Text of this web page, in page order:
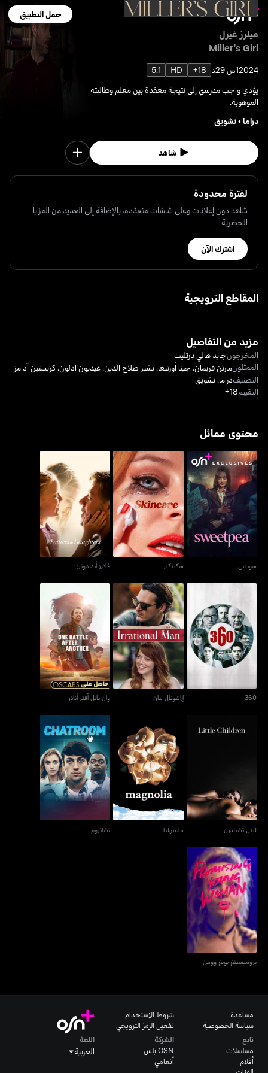
حمل التطبيق
ميلرز غيرل
Miller's Girl
20241س 29د 18+
HD
5.1
يؤدي واجب مدرسيّ إلى نتيجة معقدة بين معلم وطالبته
الموهوبة.
دراما•تشويق
شاهد
لفترة محدودة
شاهد دون إعلانات وعلى شاشات متعدّدة، بالإضافة إلى العديد من المزايا
الحصرية
اشترك الآن
المقاطع الترويجية
مزيد من التفاصيل
المخرجونجايد هالي بارتليت
الممثلونمارتن فريمان، جينا أورتيغا،بشير صلاح الدين،غيديون ادلون،كريستين آدامز
التصنيفدراما،تشويق
التقييم18+
محتوى مماثل
سويتبي
سويتبي
سكينكير
سكينكير
فاذرز أند دوترز
فاذرز أند دوترز
360
360
إراشونال مان
إراشونال مان
وان باتل أفتر أناذر
وان باتل أفتر أناذر
ليتل تشيلدرن
ماغنوليا
ماغنوليا
تشاتروم
تشاتروم
بروميسينغ يونغ وومن
بروميسينغ يونغ وومن
مساعدة
سياسة الخصوصية
شروط الاستخدام
تفعيل الرمز الترويجي
تابع
مسلسلات
أفلام
الشركة
OSN بلس
أنغامي
اللغة
العربية